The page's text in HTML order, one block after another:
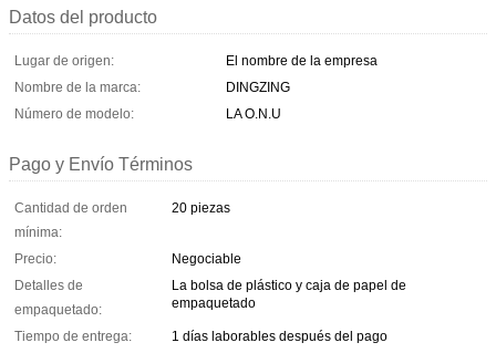
Datos del producto
Lugar de origen:
El nombre de la empresa
Nombre de la marca:
DINGZING
Número de modelo:
LA O.N.U
Pago y Envío Términos
Cantidad de orden
mínima:
20 piezas
Precio:
Negociable
Detalles de
empaquetado:
La bolsa de plástico y caja de papel de
empaquetado
Tiempo de entrega:
1 días laborables después del pago